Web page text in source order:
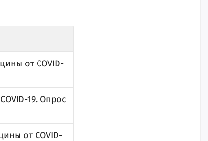
от COVID-
19. Опрос
от COVID-